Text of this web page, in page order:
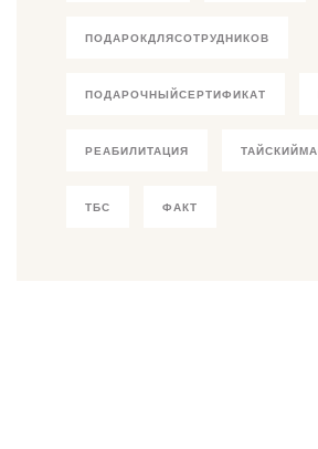
ПОДАРОКДЛЯСОТРУДНИКОВ
ПОДАРОЧНЫЙСЕРТИФИКАТ
РЕАБИЛИТАЦИЯ
ТБС ФАКТ